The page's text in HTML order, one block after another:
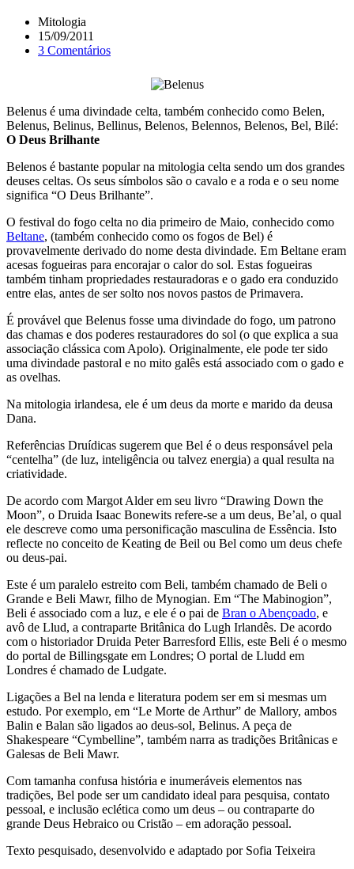
Mitologia
15/09/2011
3 Comentários
Belenus é uma divindade celta, também conhecido como Belen,
Belenus, Belinus, Bellinus, Belenos, Belennos, Belenos, Bel, Bilé:
O Deus Brilhante
Belenos é bastante popular na mitologia celta sendo um dos grandes
deuses celtas. Os seus símbolos são o cavalo e a roda e o seu nome
significa “O Deus Brilhante”.
O festival do fogo celta no dia primeiro de Maio, conhecido como
Beltane, (também conhecido como os fogos de Bel) é
provavelmente derivado do nome desta divindade. Em Beltane eram
acesas fogueiras para encorajar o calor do sol. Estas fogueiras
também tinham propriedades restauradoras e o gado era conduzido
entre elas, antes de ser solto nos novos pastos de Primavera.
É provável que Belenus fosse uma divindade do fogo, um patrono
das chamas e dos poderes restauradores do sol (o que explica a sua
associação clássica com Apolo). Originalmente, ele pode ter sido
uma divindade pastoral e no mito galês está associado com o gado e
as ovelhas.
Na mitologia irlandesa, ele é um deus da morte e marido da deusa
Dana.
Referências Druídicas sugerem que Bel é o deus responsável pela
“centelha” (de luz, inteligência ou talvez energia) a qual resulta na
criatividade.
De acordo com Margot Alder em seu livro “Drawing Down the
Moon”, o Druida Isaac Bonewits refere-se a um deus, Be’al, o qual
ele descreve como uma personificação masculina de Essência. Isto
reflecte no conceito de Keating de Beil ou Bel como um deus chefe
ou deus-pai.
Este é um paralelo estreito com Beli, também chamado de Beli o
Grande e Beli Mawr, filho de Mynogian. Em “The Mabinogion”,
Beli é associado com a luz, e ele é o pai de Bran o Abençoado, e
avô de Llud, a contraparte Britânica do Lugh Irlandês. De acordo
com o historiador Druida Peter Barresford Ellis, este Beli é o mesmo
do portal de Billingsgate em Londres; O portal de Lludd em
Londres é chamado de Ludgate.
Ligações a Bel na lenda e literatura podem ser em si mesmas um
estudo. Por exemplo, em “Le Morte de Arthur” de Mallory, ambos
Balin e Balan são ligados ao deus-sol, Belinus. A peça de
Shakespeare “Cymbelline”, também narra as tradições Britânicas e
Galesas de Beli Mawr.
Com tamanha confusa história e inumeráveis elementos nas
tradições, Bel pode ser um candidato ideal para pesquisa, contato
pessoal, e inclusão eclética como um deus – ou contraparte do
grande Deus Hebraico ou Cristão – em adoração pessoal.
Texto pesquisado, desenvolvido e adaptado por Sofia Teixeira